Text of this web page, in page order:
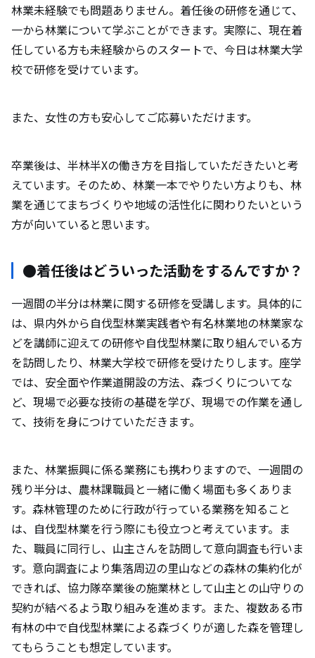
林業未経験でも問題ありません。着任後の研修を通じて、
一から林業について学ぶことができます。実際に、現在着
任している方も未経験からのスタートで、今日は林業大学
校で研修を受けています。
また、女性の方も安心してご応募いただけます。
卒業後は、半林半Xの働き方を目指していただきたいと考
えています。そのため、林業一本でやりたい方よりも、林
業を通じてまちづくりや地域の活性化に関わりたいという
方が向いていると思います。
●着任後はどういった活動をするんですか？
一週間の半分は林業に関する研修を受講します。具体的に
は、県内外から自伐型林業実践者や有名林業地の林業家な
どを講師に迎えての研修や自伐型林業に取り組んでいる方
を訪問したり、林業大学校で研修を受けたりします。座学
では、安全面や作業道開設の方法、森づくりについてな
ど、現場で必要な技術の基礎を学び、現場での作業を通し
て、技術を身につけていただきます。
また、林業振興に係る業務にも携わりますので、一週間の
残り半分は、農林課職員と一緒に働く場面も多くありま
す。森林管理のために行政が行っている業務を知ること
は、自伐型林業を行う際にも役立つと考えています。ま
た、職員に同行し、山主さんを訪問して意向調査も行いま
す。意向調査により集落周辺の里山などの森林の集約化が
できれば、協力隊卒業後の施業林として山主との山守りの
契約が結べるよう取り組みを進めます。また、複数ある市
有林の中で自伐型林業による森づくりが適した森を管理し
てもらうことも想定しています。